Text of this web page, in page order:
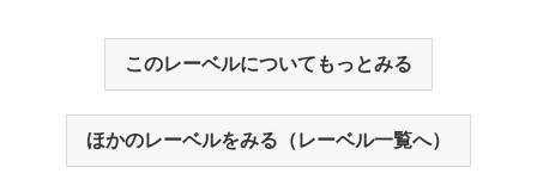
このレーベルについてもっとみる
ほかのレーベルをみる（レーベル一覧へ）